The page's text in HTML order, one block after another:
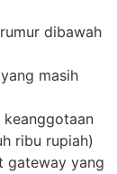
dibawah
masih
keanggotaan
ribu rupiah)
gateway yang